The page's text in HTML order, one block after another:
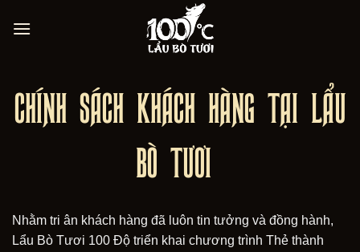
qua
CHÍNH SÁCH KHÁCH HÀNG TẠI LẨU
BÒ TƯƠI
Nhằm tri ân khách hàng đã luôn tin tưởng và đồng hành,
Lẩu Bò Tươi 100 Độ triển khai chương trình Thẻ thành